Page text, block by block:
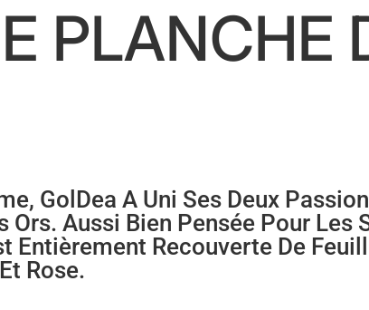
PLANCHE
GolDea A Uni Ses Deux
Ors. Aussi Bien Pensée Pour Les
Entièrement Recouverte De
Rose.